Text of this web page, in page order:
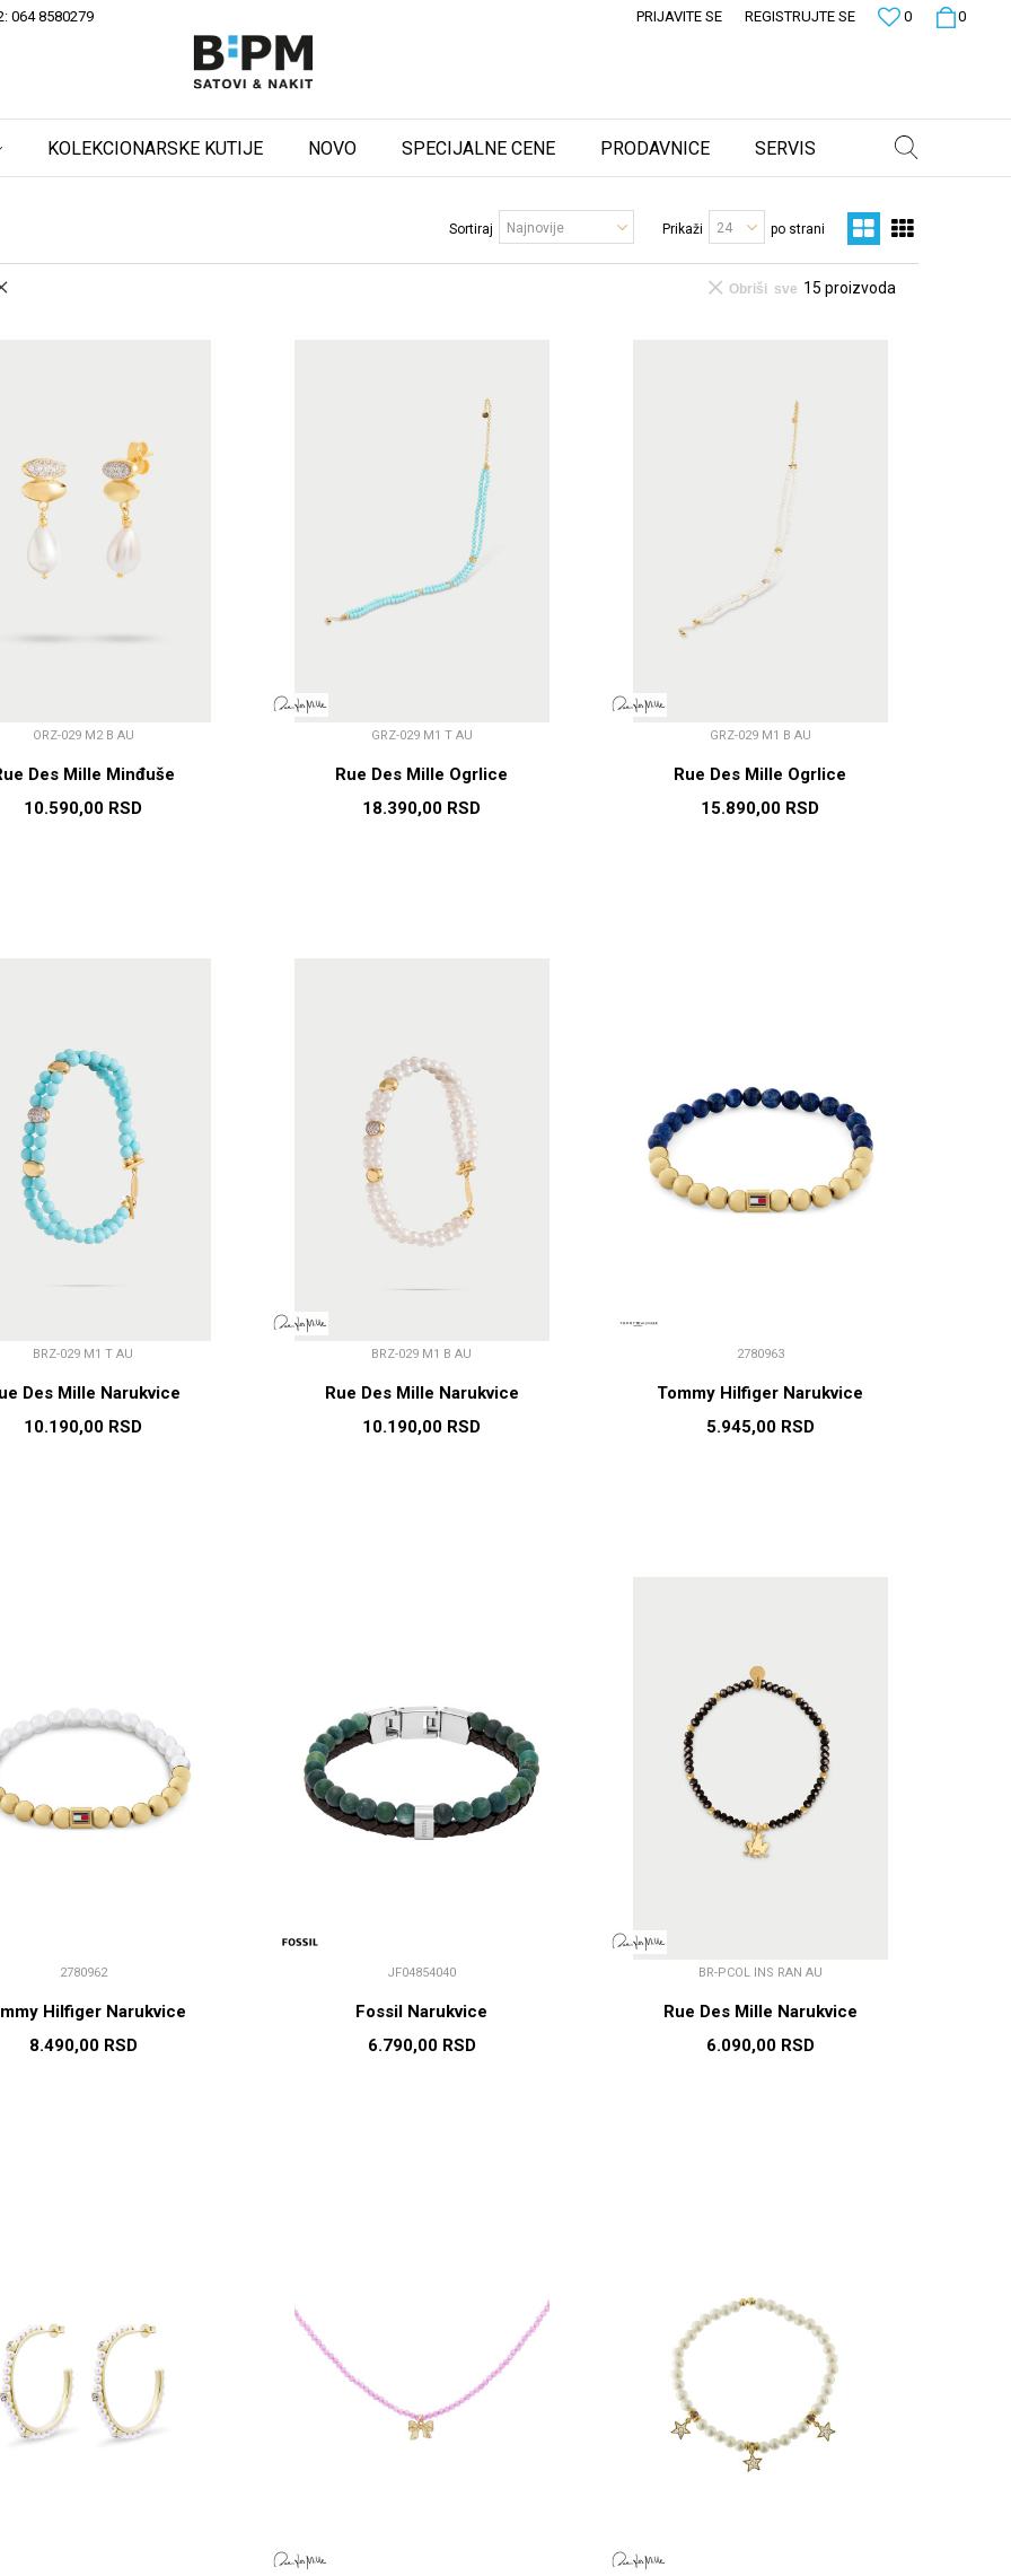
064 8580279 0
0
PRIJAVITE SE REGISTRUJTE SE
KOLEKCIONARSKE KUTIJE NOVO SPECIJALNE CENE PRODAVNICE SERVIS
Sortiraj Prikaži po strani
15 proizvoda
Obriši sve
ORZ-029 M2 B AU
Des Mille Minđuše
10.590,00 RSD
GRZ-029 M1 T AU
Rue Des Mille Ogrlice
18.390,00 RSD
GRZ-029 M1 B AU
Rue Des Mille Ogrlice
15.890,00 RSD
BRZ-029 M1 T AU
Des Mille Narukvice
10.190,00 RSD
BRZ-029 M1 B AU
Rue Des Mille Narukvice
10.190,00 RSD
2780963
Tommy Hilfiger Narukvice
5.945,00 RSD
2780962
Hilfiger Narukvice
8.490,00 RSD
JF04854040
Fossil Narukvice
6.790,00 RSD
BR-PCOL INS RAN AU
Rue Des Mille Narukvice
6.090,00 RSD